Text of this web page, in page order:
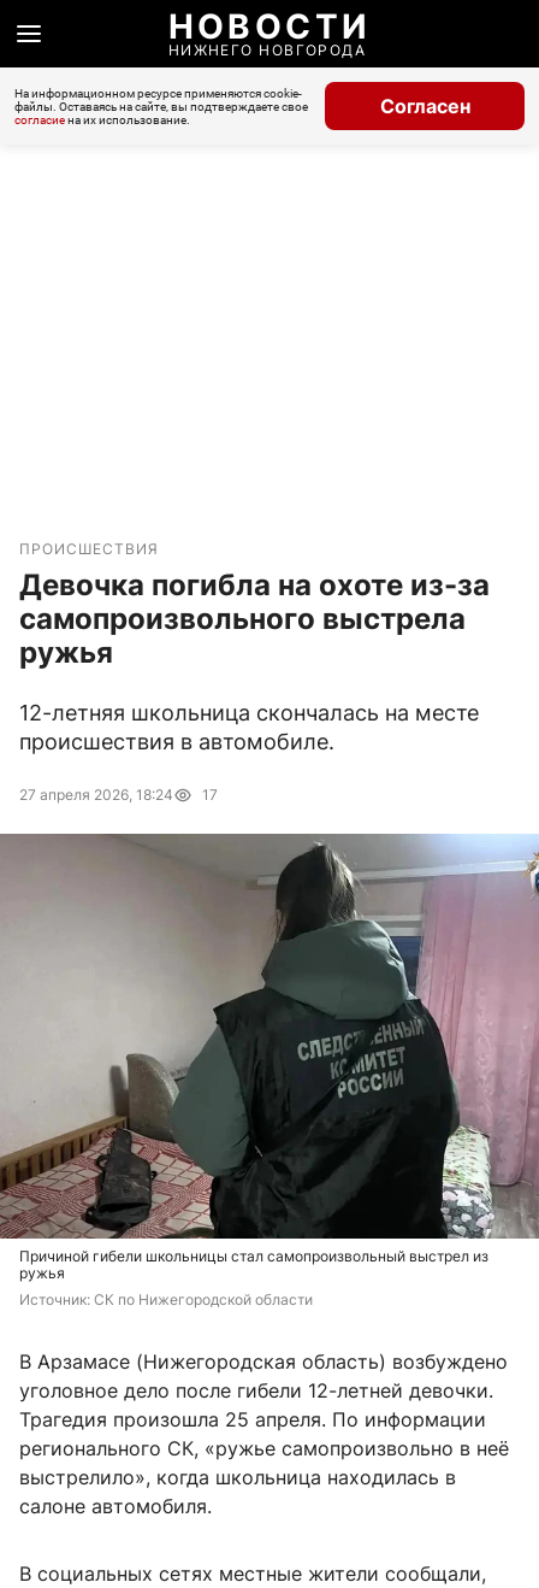
НОВОСТИ
НИЖНЕГО НОВГОРОДА
На информационном ресурсе применяются cookie-
файлы. Оставаясь на сайте, вы подтверждаете свое
согласиена их использование.
Согласен
ПРОИСШЕСТВИЯ
Девочка погибла на охоте из-за
самопроизвольного выстрела
ружья
12-летняя школьница скончалась на месте
происшествия в автомобиле.
27 апреля 2026, 18:24 17
Причиной гибели школьницы стал самопроизвольный выстрел из
ружья
Источник: СК по Нижегородской области
В Арзамасе (Нижегородская область) возбуждено
уголовное дело после гибели 12-летней девочки.
Трагедия произошла 25 апреля. По информации
регионального СК, «ружье самопроизвольно в неё
выстрелило», когда школьница находилась в
салоне автомобиля.
В социальных сетях местные жители сообщали,